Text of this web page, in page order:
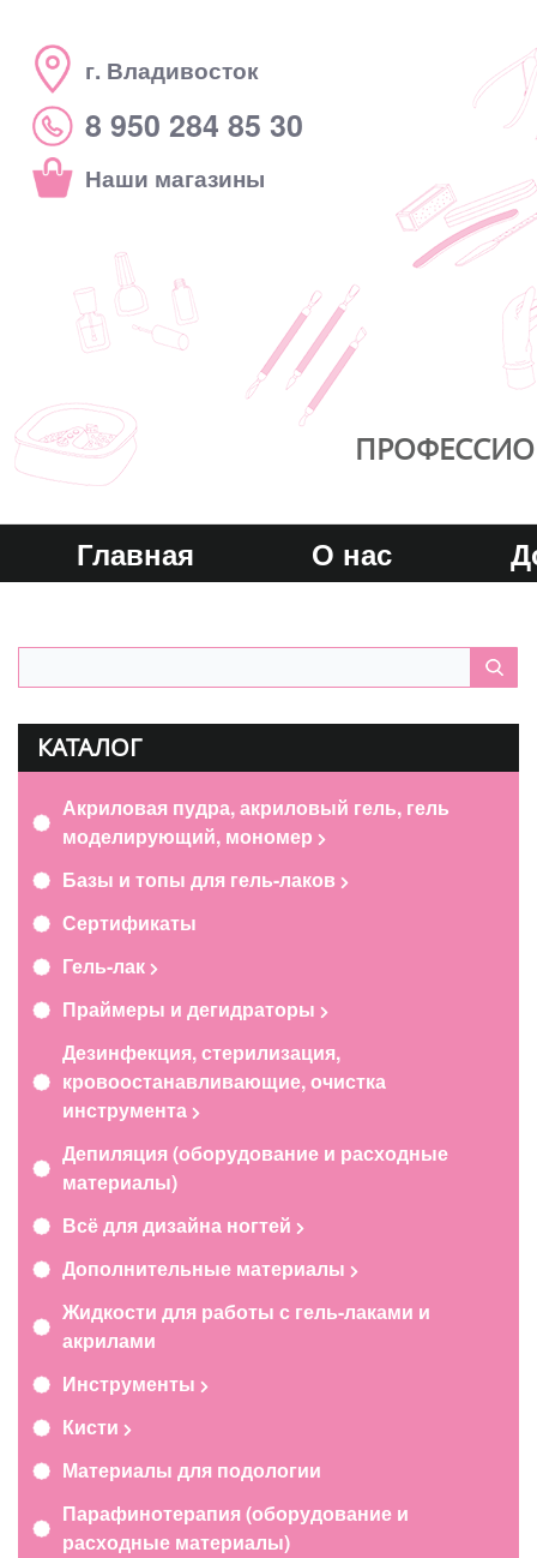
г. Владивосток
8 950 284 85 30
Наши магазины
Главная О нас
КАТАЛОГ
Акриловая пудра, акриловый гель, гель
моделирующий, мономер
Базы и топы для гель-лаков
Сертификаты
Гель-лак
Праймеры и дегидраторы
Дезинфекция, стерилизация,
кровоостанавливающие, очистка
инструмента
Депиляция (оборудование и расходные
материалы)
Всё для дизайна ногтей
Дополнительные материалы
Жидкости для работы с гель-лаками и
акрилами
Инструменты
Кисти
Материалы для подологии
Парафинотерапия (оборудование и
расходные материалы)